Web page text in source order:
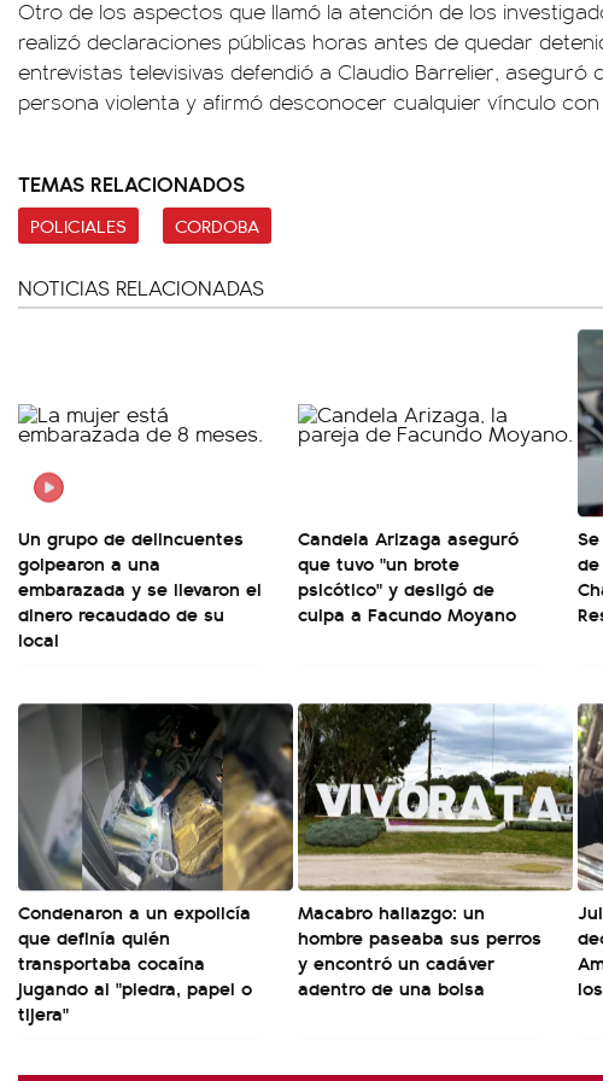
Otro de los aspectos que llamó la atención de los
realizó declaraciones públicas horas antes de quedar
entrevistas televisivas defendió a Claudio Barrelier, aseguró
persona violenta y afirmó desconocer cualquier vínculo con
TEMAS RELACIONADOS
POLICIALES CORDOBA
NOTICIAS RELACIONADAS
Un grupo de delincuentes
golpearon a una
embarazada y se llevaron el
dinero recaudado de su
local
Candela Arizaga aseguró
que tuvo "un brote
psicótico" y desligó de
culpa a Facundo Moyano
Condenaron a un expolicía
que definía quién
transportaba cocaína
jugando al "piedra, papel o
tijera"
Macabro hallazgo: un
hombre paseaba sus perros
y encontró un cadáver
adentro de una bolsa